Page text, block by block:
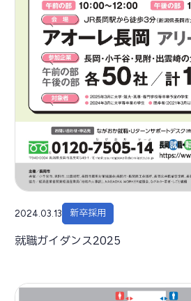
2024.03.13 新卒採用
就職ガイダンス2025